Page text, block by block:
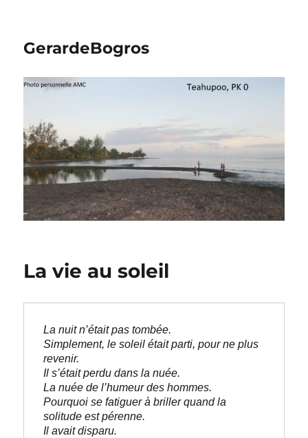
GerardeBogros
La vie au soleil
La nuit n’était pas tombée.
Simplement, le soleil était parti, pour ne plus
revenir.
Il s’était perdu dans la nuée.
La nuée de l’humeur des hommes.
Pourquoi se fatiguer à briller quand la
solitude est pérenne.
Il avait disparu.